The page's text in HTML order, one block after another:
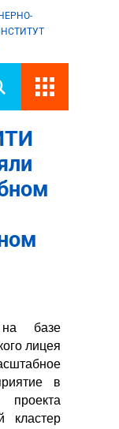
базе
лицея
в
кластер